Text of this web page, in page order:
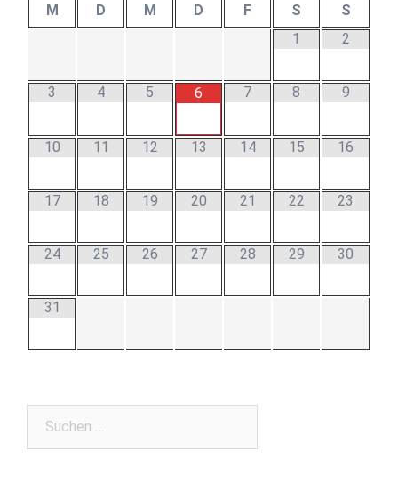
M D M D F S
S
1
2
3 4 5 6 7 8 9
10 11 12 13 14 15 16
17 18 19 20 21 22 23
24 25 26 27 28 29 30
31